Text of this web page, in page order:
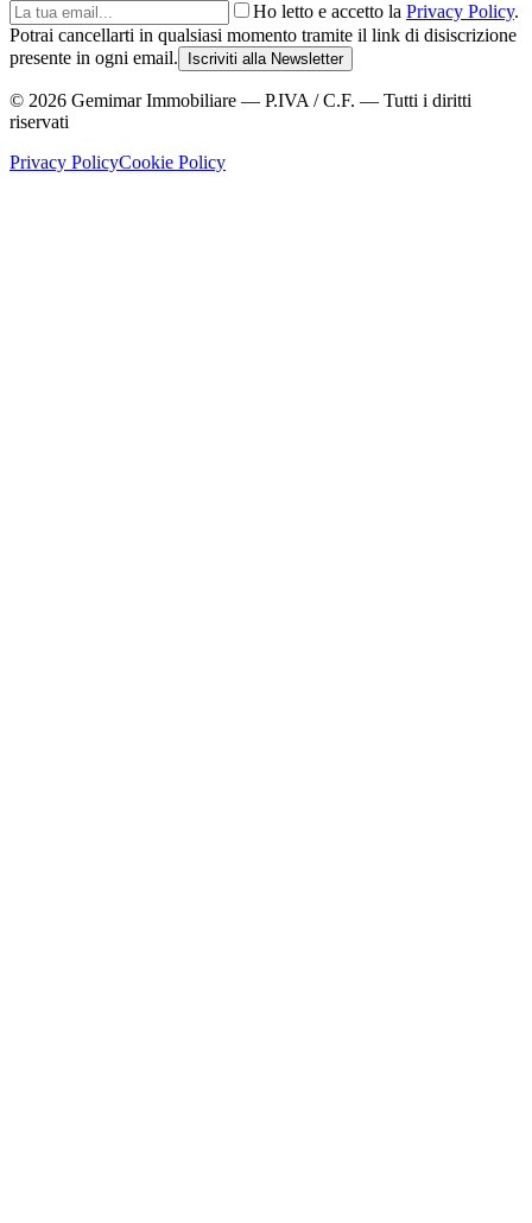
Ho letto e accetto la Privacy Policy.
Potrai cancellarti in qualsiasi momento tramite il link di disiscrizione
presente in ogni email.
Iscriviti alla Newsletter
© 2026 Gemimar Immobiliare — P.IVA / C.F. — Tutti i diritti
riservati
Privacy PolicyCookie Policy